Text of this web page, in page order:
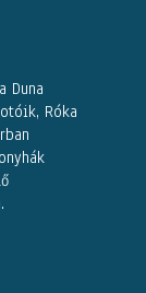
Duna
Róka